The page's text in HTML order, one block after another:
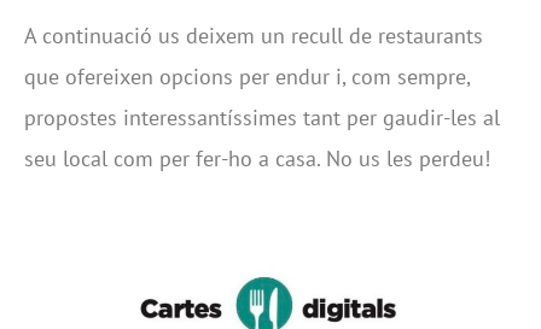
A continuació us deixem un recull de restaurants
que ofereixen opcions per endur i, com sempre,
propostes interessantíssimes tant per gaudir-les al
seu local com per fer-ho a casa. No us les perdeu!